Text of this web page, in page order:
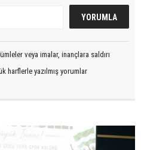
veya imalar, inançlara saldırı
harflerle yazılmış yorumlar